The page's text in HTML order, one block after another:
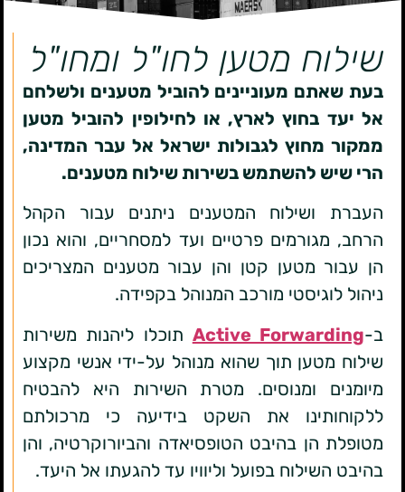
שילוח מטען לחו"ל ומחו"ל
בעת שאתם מעוניינים להוביל מטענים ולשלחם
אל יעד בחוץ לארץ, או לחילופין להוביל מטען
ממקור מחוץ לגבולות ישראל אל עבר המדינה,
הרי שיש להשתמש בשירות שילוח מטענים.
העברת ושילוח המטענים ניתנים עבור הקהל
הרחב, מגורמים פרטיים ועד למסחריים, והוא נכון
הן עבור מטען קטן והן עבור מטענים המצריכים
ניהול לוגיסטי מורכב המנוהל בקפידה.
ב-Active Forwarding תוכלו ליהנות משירות
שילוח מטען תוך שהוא מנוהל על-ידי אנשי מקצוע
מיומנים ומנוסים. מטרת השירות היא להבטיח
ללקוחותינו את השקט בידיעה כי מרכולתם
מטופלת הן בהיבט הטופסיאדה והביורוקרטיה, והן
בהיבט השילוח בפועל וליוויו עד להגעתו אל היעד.